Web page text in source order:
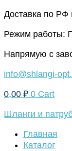
Перейти
содержимому
Доставка по
Режим работы:
Напрямую с
info@shlangi-
0,00 ₽ 0 Cart
Шланги и
Главная
Каталог